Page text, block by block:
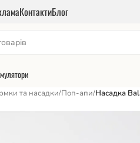
КонтактиБлог
та насадки/Поп-апи/Насадка